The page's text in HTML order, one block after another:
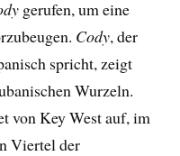
gerufen, um eine
Cody, der
spricht, zeigt
Wurzeln.
von Key West auf, im
Viertel der